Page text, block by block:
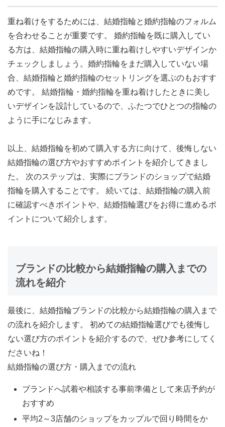
重ね着けをするためには、結婚指輪と婚約指輪のフォルム
を合わせることが重要です。 婚約指輪を既に購入してい
る方は、結婚指輪の購入時に重ね着けしやすいデザインか
チェックしましょう。婚約指輪をまだ購入していない場
合、 結婚指輪と婚約指輪のセットリングを選ぶのもおすす
めです。 結婚指輪・婚約指輪を重ね着けしたときに美し
いデザインを設計しているので、ふたつでひとつの指輪の
ように手になじみます。
以上、結婚指輪を初めて購入する方に向けて、後悔しない
結婚指輪の選び方やおすすめポイントを紹介してきまし
た。 次のステップは、実際にブランドのショップで結婚
指輪を購入することです。 続いては、 結婚指輪の購入前
に確認すべきポイントや、結婚指輪選びをお得に進めるポ
イント について紹介します。
ブランドの比較から結婚指輪の購入までの
流れを紹介
最後に、結婚指輪ブランドの比較から結婚指輪の購入まで
の流れを紹介します。 初めての結婚指輪選びでも後悔し
ない選び方のポイントを紹介するので、ぜひ参考にしてく
ださいね！
結婚指輪の選び方・購入までの流れ
ブランドへ試着や相談する事前準備として来店予約が
おすすめ
平均2～3店舗のショップをカップルで回り時間をか